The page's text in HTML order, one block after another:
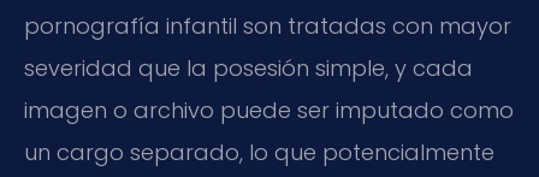
pornografía infantil son tratadas con mayor
severidad que la posesión simple, y cada
imagen o archivo puede ser imputado como
un cargo separado, lo que potencialmente